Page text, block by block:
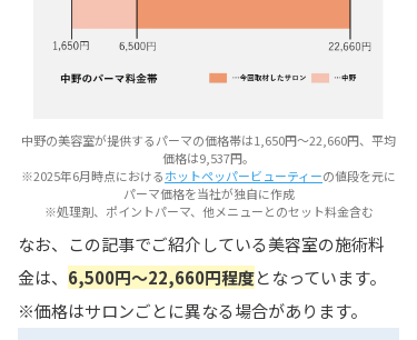
中野の美容室が提供するパーマの価格帯は1,650円〜22,660円、平均
価格は9,537円。
※2025年6月時点におけるホットペッパービューティーの値段を元に
パーマ価格を当社が独自に作成
※処理剤、ポイントパーマ、他メニューとのセット料金含む
なお、この記事でご紹介している美容室の施術料
金は、 6,500円〜22,660円程度となっています。
※価格はサロンごとに異なる場合があります。